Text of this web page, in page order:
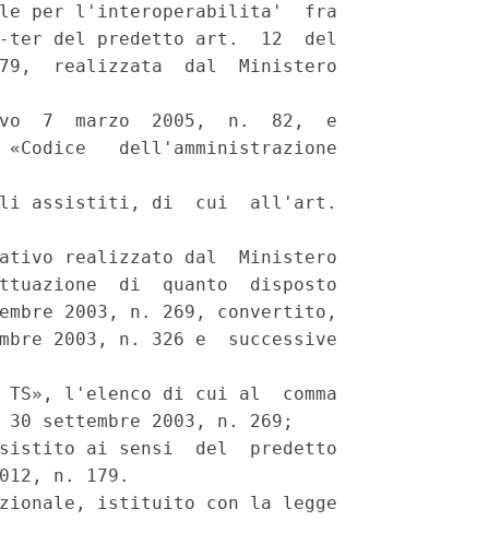
per l'interoperabilita'  fra
ter del predetto art.  12  del
realizzata  dal  Ministero
7  marzo  2005,  n.  82,  e
dell'amministrazione
assistiti, di  cui  all'art.
realizzato dal  Ministero
di  quanto  disposto
2003, n. 269, convertito,
2003, n. 326 e  successive
l'elenco di cui al  comma
settembre 2003, n. 269;
ai sensi  del  predetto
n. 179.
istituito con la legge